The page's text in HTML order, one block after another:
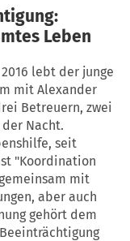
Leben
lebt der junge
mit Alexander
Betreuern, zwei
Nacht.
seit
"Koordination
mit
aber auch
gehört dem